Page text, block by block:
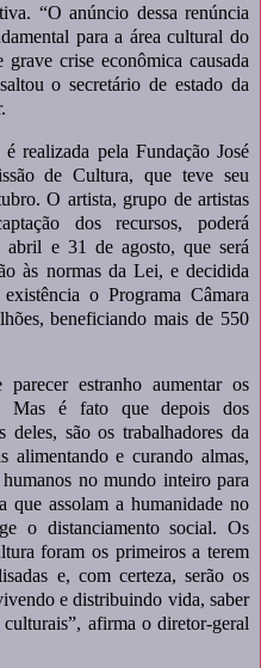
“O anúncio dessa renúncia
para a área cultural do
crise econômica causada
o secretário de estado da
realizada pela Fundação José
de Cultura, que teve seu
O artista, grupo de artistas
dos recursos, poderá
e 31 de agosto, que será
às normas da Lei, e decidida
o Programa Câmara
beneficiando mais de 550
estranho aumentar os
Mas é fato que depois dos
deles, são os trabalhadores da
alimentando e curando almas,
no mundo inteiro para
que assolam a humanidade no
o distanciamento social. Os
foram os primeiros a terem
e, com certeza, serão os
e distribuindo vida, saber
afirma o diretor-geral